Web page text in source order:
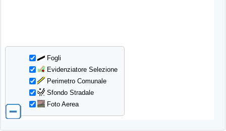
Fogli
Evidenziatore Selezione
Perimetro Comunale
Sfondo Stradale
Foto Aerea